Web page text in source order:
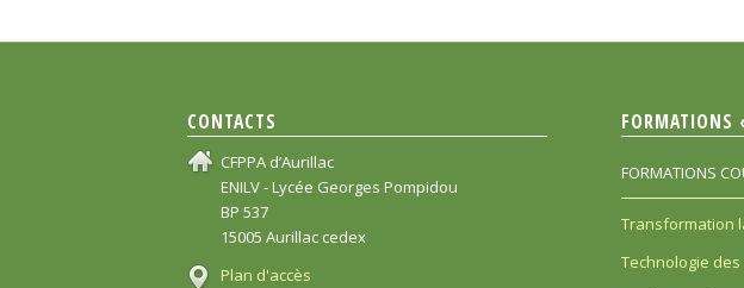
CONTACTS
CFPPA d’Aurillac
ENILV - Lycée Georges Pompidou
BP 537
15005 Aurillac cedex
Plan d'accès
FORMATIONS
FORMATIONS
Transformation
Technologie